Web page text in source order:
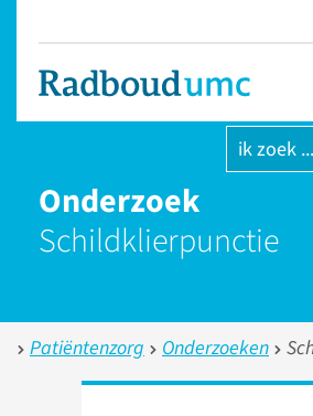
ik zoek ...
Onderzoek
Schildklierpunctie
Patiëntenzorg Onderzoeken